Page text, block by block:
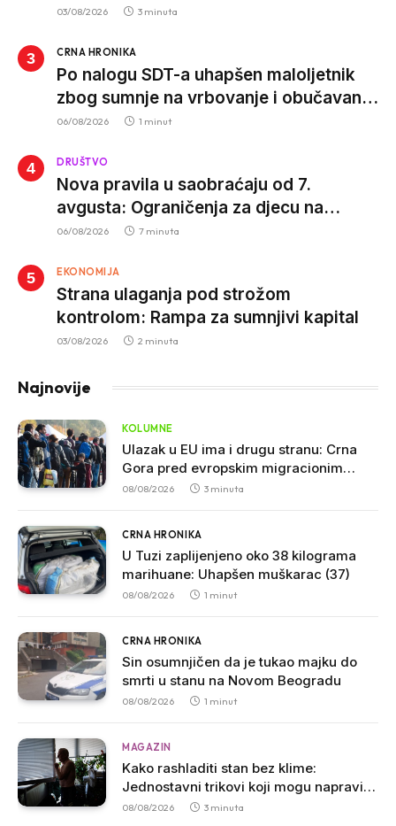
istrage ukazuju na proizvodnju van EU
03/08/2026 3 minuta
CRNA HRONIKA
Po nalogu SDT-a uhapšen maloljetnik
zbog sumnje na vrbovanje i obučavanje
za izvršenje terorističkih djela
06/08/2026 1 minut
DRUŠTVO
Nova pravila u saobraćaju od 7.
avgusta: Ograničenja za djecu na
trotinetima i mlade vozače, veće kazne
06/08/2026 7 minuta
EKONOMIJA
Strana ulaganja pod strožom
kontrolom: Rampa za sumnjivi kapital
03/08/2026 2 minuta
Najnovije
KOLUMNE
Ulazak u EU ima i drugu stranu: Crna
Gora pred evropskim migracionim
pravilima
08/08/2026 3 minuta
CRNA HRONIKA
U Tuzi zaplijenjeno oko 38 kilograma
marihuane: Uhapšen muškarac (37)
08/08/2026 1 minut
CRNA HRONIKA
Sin osumnjičen da je tukao majku do
smrti u stanu na Novom Beogradu
08/08/2026 1 minut
MAGAZIN
Kako rashladiti stan bez klime:
Jednostavni trikovi koji mogu napraviti
veliku razliku
08/08/2026 3 minuta